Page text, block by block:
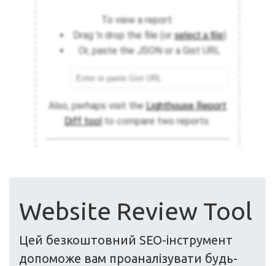
Website Review Tool
Цей безкоштовний SEO-інструмент
допоможе вам проаналізувати будь-